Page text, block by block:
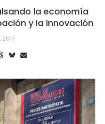
la economía
y la innovación
2017